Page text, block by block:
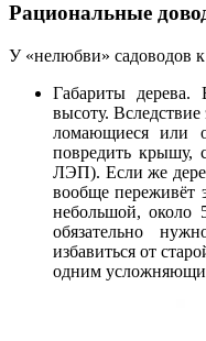
Рациональные
У «нелюбви» садоводов
Габариты дерева.
высоту. Вследствие
ломающиеся или
повредить крышу,
ЛЭП). Если же
вообще переживёт
небольшой, около
обязательно
избавиться от
одним